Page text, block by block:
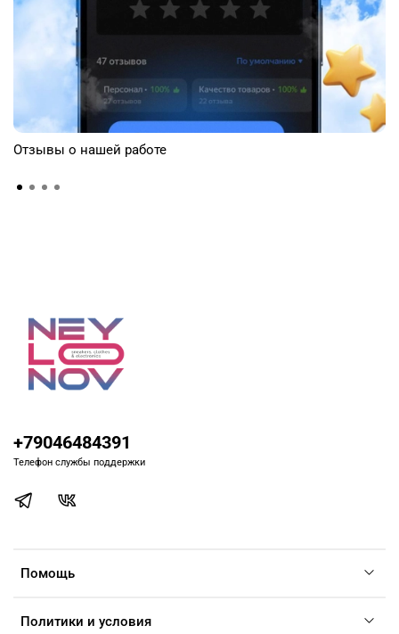
Отзывы о нашей работе
Помощь
Политики и условия
+79046484391
Телефон службы поддержки